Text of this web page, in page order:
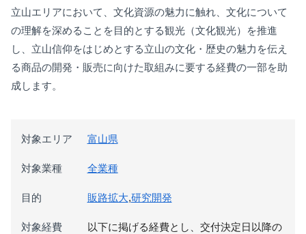
立山エリアにおいて、文化資源の魅力に触れ、文化について
の理解を深めることを目的とする観光（文化観光）を推進
し、立山信仰をはじめとする立山の文化・歴史の魅力を伝え
る商品の開発・販売に向けた取組みに要する経費の一部を助
成します。
対象エリア 富山県
対象業種 全業種
目的 販路拡大,研究開発
対象経費
以下に掲げる経費とし、交付決定日以降の